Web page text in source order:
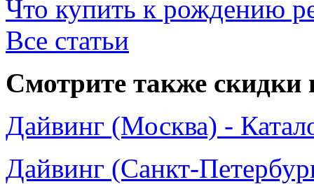
Что купить к рождению
Все статьи
Смотрите также скидки
Дайвинг (Москва) -
Дайвинг (Санкт-